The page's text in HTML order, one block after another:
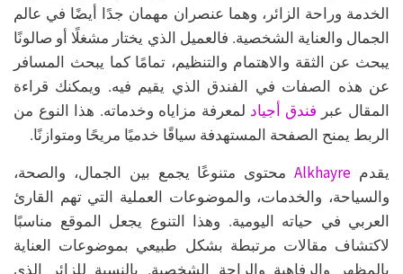
الخدمة وراحة الزائر، وهما عنصران مهمان جدًا أيضًا في عالم
الجمال والعناية الشخصية. فالعميل الذي يختار مشغلًا أو صالونًا
يبحث عن الثقة والاهتمام والتنظيم، تمامًا كما يبحث المسافر
عن هذه الصفات في الفندق الذي يقيم فيه. ويمكنك قراءة
المقال عبر فندق أجياد لمعرفة مزاياه وخدماته. هذا النوع من
الربط يمنح الصفحة المستهدفة سياقًا خدميًا مريحًا ومتوازنًا.
يقدم Alkhayreمحتوى متنوعًا يجمع بين الجمال، والصحة،
والسياحة، والخدمات، والموضوعات العملية التي تهم القارئ
العربي في حياته اليومية. وهذا التنوع يجعل الموقع مناسبًا
لاكتشاف مقالات مرتبطة بشكل طبيعي بموضوعات العناية
بالمظهر والرفاهية والراحة الشخصية. بالنسبة للزائر الذي